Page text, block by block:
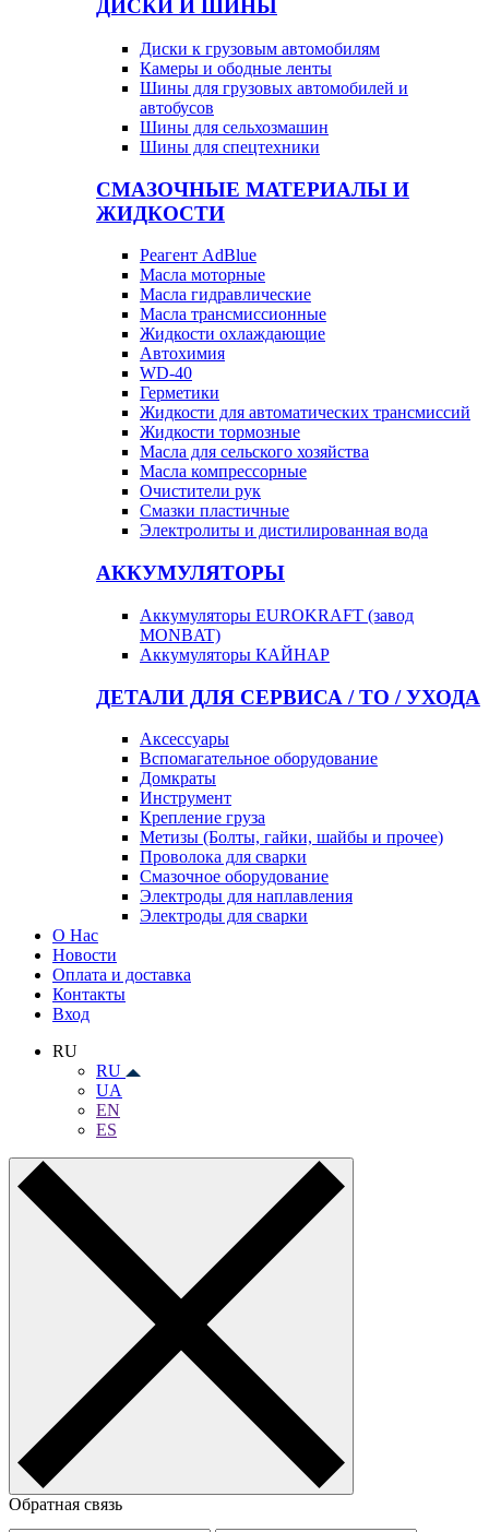
ДИСКИ И ШИНЫ
Диски к грузовым автомобилям
Камеры и ободные ленты
Шины для грузовых автомобилей и
автобусов
Шины для сельхозмашин
Шины для спецтехники
СМАЗОЧНЫЕ МАТЕРИАЛЫ И
ЖИДКОСТИ
Реагент AdBlue
Масла моторные
Масла гидравлические
Масла трансмиссионные
Жидкости охлаждающие
Автохимия
WD-40
Герметики
Жидкости для автоматических трансмиссий
Жидкости тормозные
Масла для сельского хозяйства
Масла компрессорные
Очистители рук
Смазки пластичные
Электролиты и дистилированная вода
АККУМУЛЯТОРЫ
Аккумуляторы EUROKRAFT (завод
MONBAT)
Аккумуляторы КАЙНАР
ДЕТАЛИ ДЛЯ СЕРВИСА / ТО / УХОДА
Аксессуары
Вспомагательное оборудование
Домкраты
Инструмент
Крепление груза
Метизы (Болты, гайки, шайбы и прочее)
Проволока для сварки
Смазочное оборудование
Электроды для наплавления
Электроды для сварки
О Нас
Новости
Оплата и доставка
Контакты
Вход
RU
RU
UA
EN
ES
Обратная связь